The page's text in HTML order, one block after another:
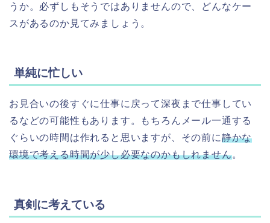
うか。必ずしもそうではありませんので、どんなケー
スがあるのか見てみましょう。
単純に忙しい
お見合いの後すぐに仕事に戻って深夜まで仕事してい
るなどの可能性もあります。もちろんメール一通する
ぐらいの時間は作れると思いますが、その前に静かな
環境で考える時間が少し必要なのかもしれません。
真剣に考えている